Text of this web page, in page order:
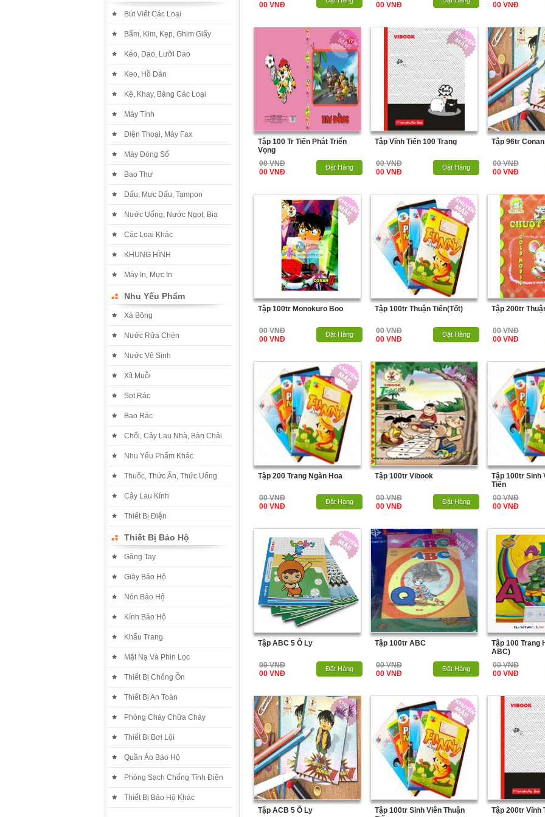
Bút Viết Các Loại
Bấm, Kim, Kẹp, Ghim Giấy
Kéo, Dao, Lưỡi Dao
Keo, Hồ Dán
Kệ, Khay, Bảng Các Loại
Máy Tính
Điện Thoại, Máy Fax
Máy Đóng Số
Bao Thư
Dấu, Mực Dấu, Tampon
Nước Uống, Nước Ngọt, Bia
Các Loại Khác
KHUNG HÌNH
Máy In, Mực In
Nhu Yếu Phẩm
Xà Bông
Nước Rửa Chén
Nước Vệ Sinh
Xít Muỗi
Sọt Rác
Bao Rác
Chổi, Cây Lau Nhà, Bàn Chải
Nhu Yếu Phẩm Khác
Thuốc, Thức Ăn, Thức Uống
Cây Lau Kính
Thiết Bị Điện
Thiết Bị Bảo Hộ
Găng Tay
Giày Bảo Hộ
Nón Bảo Hộ
Kính Bảo Hộ
Khẩu Trang
Mặt Nạ Và Phin Lọc
Thiết Bị Chống Ồn
Thiết Bị An Toàn
Phòng Cháy Chữa Cháy
Thiết Bị Bơi Lội
Quần Áo Bảo Hộ
Phòng Sạch Chống Tĩnh Điện
Thiết Bị Bảo Hộ Khác
00 VNĐ
00 VNĐ
00 VNĐ
Tập 100 Tr Tiến Phát Triển
Vọng
00 VNĐ
00 VNĐ
Hết Hàng
Đặt Hàng
Tập Vĩnh Tiến 100 Trang
00 VNĐ
00 VNĐ
Hết Hàng
Đặt Hàng
Tập 96tr Conan
00 VNĐ
00 VNĐ
Tập 100tr Monokuro Boo
00 VNĐ
00 VNĐ
Hết Hàng
Đặt Hàng
Tập 100tr Thuận Tiến(Tốt)
00 VNĐ
00 VNĐ
Hết Hàng
Đặt Hàng
Tập 200tr
00 VNĐ
00 VNĐ
Tập 200 Trang Ngàn Hoa
00 VNĐ
00 VNĐ
Hết Hàng
Đặt Hàng
Tập 100tr Vibook
00 VNĐ
00 VNĐ
Hết Hàng
Đặt Hàng
Tập 100tr Sinh
Tiến
00 VNĐ
00 VNĐ
Tập ABC 5 Ô Ly
00 VNĐ
00 VNĐ
Hết Hàng
Đặt Hàng
Tập 100tr ABC
00 VNĐ
00 VNĐ
Hết Hàng
Đặt Hàng
Tập 100 Trang
ABC)
00 VNĐ
00 VNĐ
Tập ACB 5 Ô Ly
Tập 100tr Sinh Viên Thuận
Tập 200tr Vĩnh